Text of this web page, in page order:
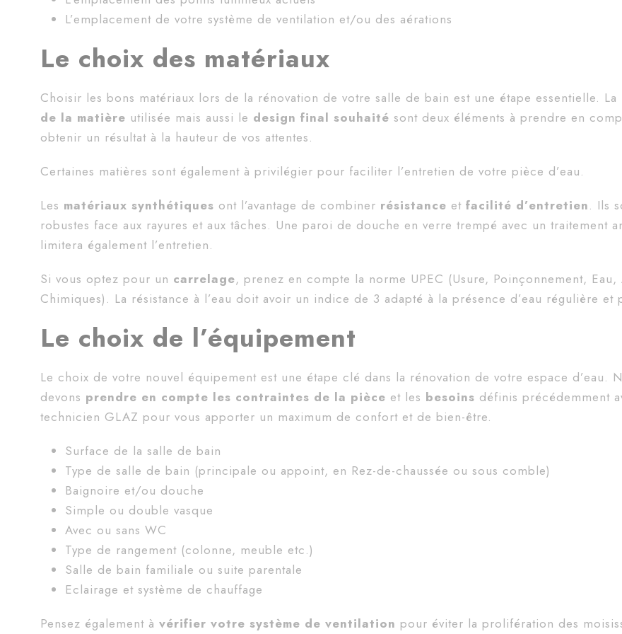
L’emplacement de votre système de ventilation et/ou des aérations
Le choix des matériaux
Choisir les bons matériaux lors de la rénovation de votre salle de bain est une étape essentielle. La
de la matière utilisée mais aussi le design final souhaité sont deux éléments à prendre en
obtenir un résultat à la hauteur de vos attentes.
Certaines matières sont également à privilégier pour faciliter l’entretien de votre pièce d’eau.
Les matériaux synthétiques ont l’avantage de combiner résistance et facilité d’entretien. Ils
robustes face aux rayures et aux tâches. Une paroi de douche en verre trempé avec un traitement
limitera également l’entretien.
Si vous optez pour un carrelage, prenez en compte la norme UPEC (Usure, Poinçonnement, Eau,
Chimiques). La résistance à l’eau doit avoir un indice de 3 adapté à la présence d’eau régulière et
Le choix de l’équipement
Le choix de votre nouvel équipement est une étape clé dans la rénovation de votre espace d’eau.
devons prendre en compte les contraintes de la pièce et les besoins définis précédemment
technicien GLAZ pour vous apporter un maximum de confort et de bien-être.
Surface de la salle de bain
Type de salle de bain (principale ou appoint, en Rez-de-chaussée ou sous comble)
Baignoire et/ou douche
Simple ou double vasque
Avec ou sans WC
Type de rangement (colonne, meuble etc.)
Salle de bain familiale ou suite parentale
Eclairage et système de chauffage
Pensez également à vérifier votre système de ventilation pour éviter la prolifération des